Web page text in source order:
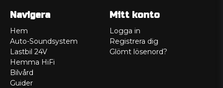
Navigera
Hem
Auto-Soundsystem
Lastbil 24V
Hemma HiFi
Bilvård
Guider
Mitt konto
Logga in
Registrera dig
Glömt lösenord?